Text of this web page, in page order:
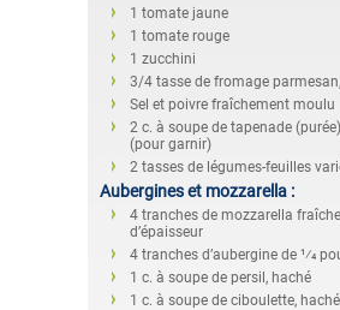
1 tomate jaune
1 tomate rouge
1 zucchini
3/4 tasse de fromage
Sel et poivre fraîchement moulu
2 c. à soupe de tapenade
(pour garnir)
2 tasses de légumes-feuilles
Aubergines et mozzarella :
4 tranches de mozzarella fraîche
d’épaisseur
4 tranches d’aubergine de 1⁄4
1 c. à soupe de persil, haché
1 c. à soupe de ciboulette,